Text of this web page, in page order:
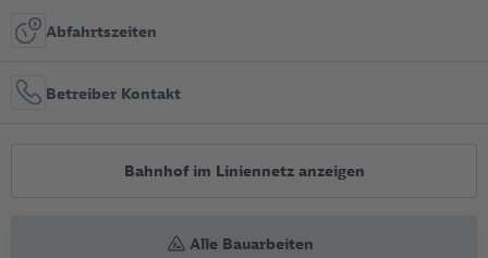
Abfahrtszeiten
Betreiber Kontakt
Bahnhof im Liniennetz anzeigen
Alle Bauarbeiten